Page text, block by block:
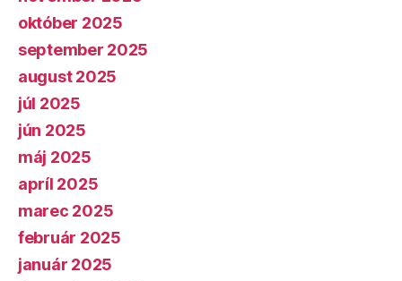
október 2025
september 2025
august 2025
júl 2025
jún 2025
máj 2025
apríl 2025
marec 2025
február 2025
január 2025